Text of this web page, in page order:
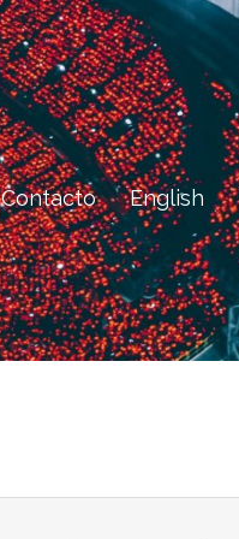
Contacto English